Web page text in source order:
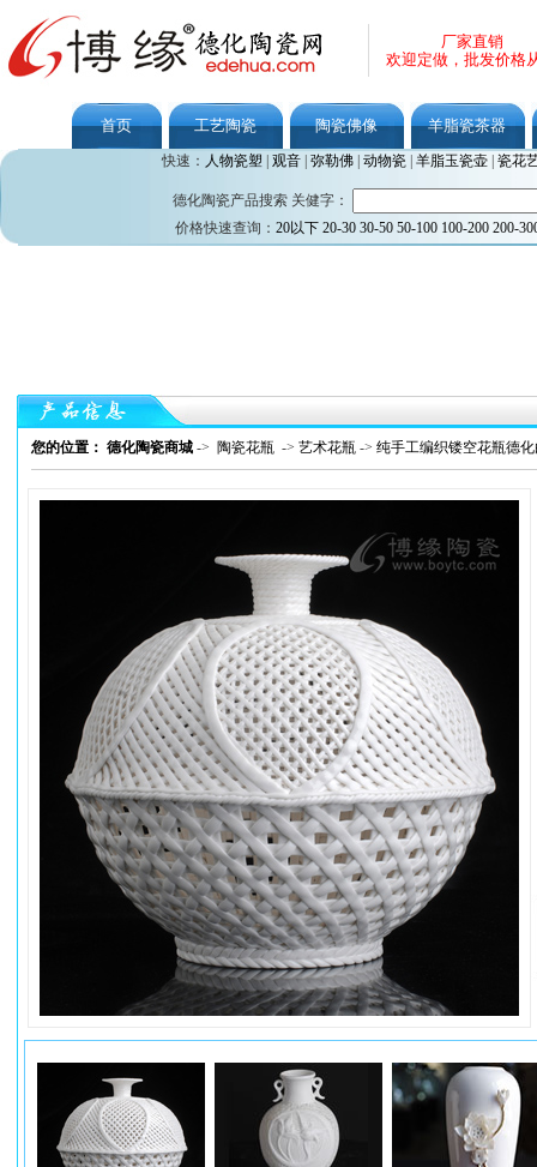
厂家直销
欢迎定做，批发价格
首页 工艺陶瓷 陶瓷佛像 羊脂瓷茶器
快速： 人物瓷塑 观音| 弥勒佛| 动物瓷| 羊脂玉瓷壶| 瓷花
德化陶瓷产品搜索 关健字：
价格快速查询： 20以下 20-30 30-50 50-100 100-200 200-
您的位置： 德化陶瓷商城 -> 陶瓷花瓶 -> 艺术花瓶 -> 纯手工编织镂空花瓶德